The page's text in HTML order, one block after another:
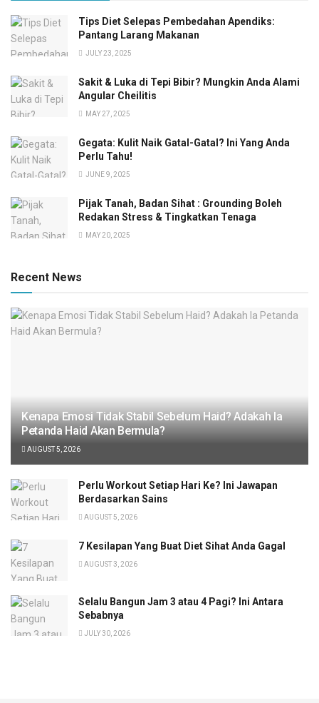
Tips Diet Selepas Pembedahan Apendiks:
Pantang Larang Makanan
JULY 23, 2025
Sakit & Luka di Tepi Bibir? Mungkin Anda Alami
Angular Cheilitis
MAY 27, 2025
Gegata: Kulit Naik Gatal-Gatal? Ini Yang Anda
Perlu Tahu!
JUNE 9, 2025
Pijak Tanah, Badan Sihat : Grounding Boleh
Redakan Stress & Tingkatkan Tenaga
MAY 20, 2025
Recent News
Kenapa Emosi Tidak Stabil Sebelum Haid? Adakah Ia
Petanda Haid Akan Bermula?
AUGUST 5, 2026
Perlu Workout Setiap Hari Ke? Ini Jawapan
Berdasarkan Sains
AUGUST 5, 2026
7 Kesilapan Yang Buat Diet Sihat Anda Gagal
AUGUST 3, 2026
Selalu Bangun Jam 3 atau 4 Pagi? Ini Antara
Sebabnya
JULY 30, 2026